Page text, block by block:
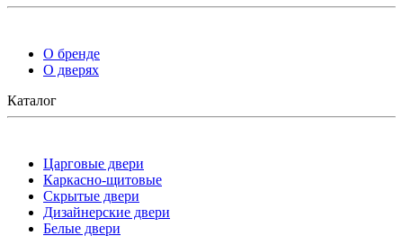
О бренде
О дверях
Каталог
Царговые двери
Каркасно-щитовые
Скрытые двери
Дизайнерские двери
Белые двери